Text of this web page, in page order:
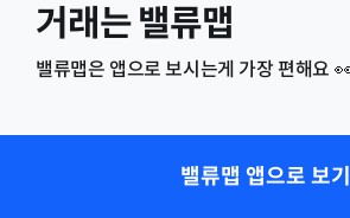
거래는 밸류맵
밸류맵은 앱으로 보시는게 가장 편해요
밸류맵 앱으로 보기